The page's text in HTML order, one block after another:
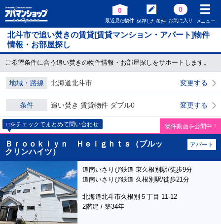
0
最近見た物件 保存した条件
0
お気に入り メニュー
北斗市で追い焚きの賃貸[賃貸マンション・アパート]物件
情報・お部屋探し
ご希望条件に合う追い焚きの物件情報・お部屋探しをサポートします。
地域・路線 北海道北斗市 変更する
条件 追い焚き 賃貸物件 ダブル0 変更する
□をチェックでまとめて問い合わせ 物件動画を公開中！
Ｂｒｏｏｋｉｙｎ Ｈｅｉｇｈｔｓ（ブルッ
クリンハイツ）
アパート
道南いさりび鉄道 東久根別駅/徒歩9分
道南いさりび鉄道 久根別駅/徒歩21分
北海道北斗市久根別５丁目 11-12
2階建 / 築34年